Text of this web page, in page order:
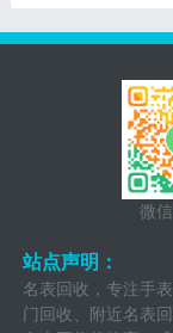
微
站点声明：
名表回收，专注手
门回收、附近名表